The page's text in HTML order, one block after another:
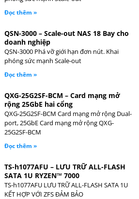
Đọc thêm »
QSN-3000 – Scale-out NAS 18 Bay cho
doanh nghiệp
QSN-3000 Phá vỡ giới hạn đơn nút. Khai
phóng sức mạnh Scale-out
Đọc thêm »
QXG-25G2SF-BCM – Card mạng mở
rộng 25GbE hai cổng
QXG-25G2SF-BCM Card mạng mở rộng Dual-
port, 25GbE Card mạng mở rộng QXG-
25G2SF-BCM
Đọc thêm »
TS-h1077AFU – LƯU TRỮ ALL-FLASH
SATA 1U RYZEN™ 7000
TS-h1077AFU LƯU TRỮ ALL-FLASH SATA 1U
KẾT HỢP VỚI ZFS ĐẢM BẢO